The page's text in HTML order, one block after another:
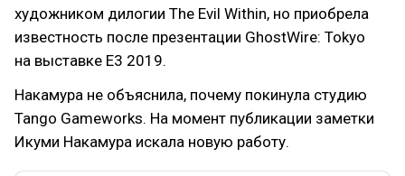
художником дилогии The Evil Within, но приобрела
известность после презентации GhostWire: Tokyo
на выставке E3 2019.
Накамура не объяснила, почему покинула студию
Tango Gameworks. На момент публикации заметки
Икуми Накамура искала новую работу.